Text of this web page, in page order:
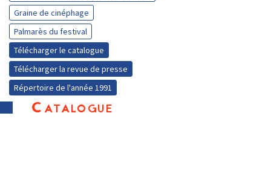
Graine de cinéphage
Palmarès du festival
Télécharger le catalogue
Télécharger la revue de presse
Répertoire de l'année 1991
Catalogue